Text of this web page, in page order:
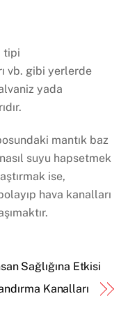
tipi
vb. gibi yerlerde
yada
mantık baz
suyu hapsetmek
ise,
hava kanalları
Sağlığına Etkisi
Kanalları